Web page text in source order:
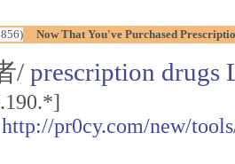
Now That You've Purchased
/ prescription drugs
http://pr0cy.com/new/